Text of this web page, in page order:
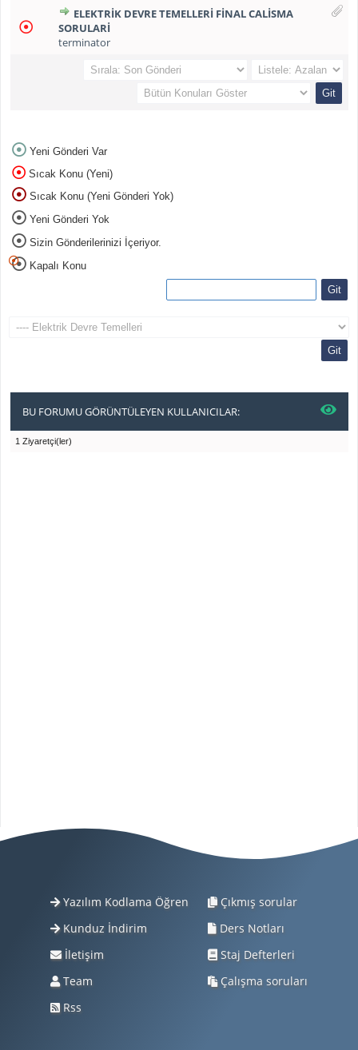
ELEKTRIK DEVRE TEMELLERI FINAL CALISMA
SORULARI
terminator
Yeni Gönderi Var
Sıcak Konu (Yeni)
Sıcak Konu (Yeni Gönderi Yok)
Yeni Gönderi Yok
Sizin Gönderilerinizi İçeriyor.
Kapalı Konu
BU FORUMU GÖRÜNTÜLEYEN KULLANICILAR:
1 Ziyaretçi(ler)
Yazılım Kodlama Öğren
Kunduz İndirim
İletişim
Team
Rss
Çıkmış sorular
Ders Notları
Staj Defterleri
Çalışma soruları